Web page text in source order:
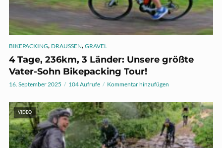
BIKEPACKING, DRAUSSEN, GRAVEL
4 Tage, 236km, 3 Länder: Unsere größte
Vater-Sohn Bikepacking Tour!
16. September 2025 104 Aufrufe Kommentar hinzufügen
VIDEO